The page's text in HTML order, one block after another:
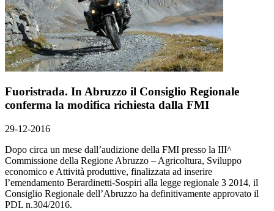
Fuoristrada. In Abruzzo il Consiglio Regionale
conferma la modifica richiesta dalla FMI
29-12-2016
Dopo circa un mese dall’audizione della FMI presso la III^
Commissione della Regione Abruzzo – Agricoltura, Sviluppo
economico e Attività produttive, finalizzata ad inserire
l’emendamento Berardinetti-Sospiri alla legge regionale 3 2014, il
Consiglio Regionale dell’Abruzzo ha definitivamente approvato il
PDL n.304/2016.